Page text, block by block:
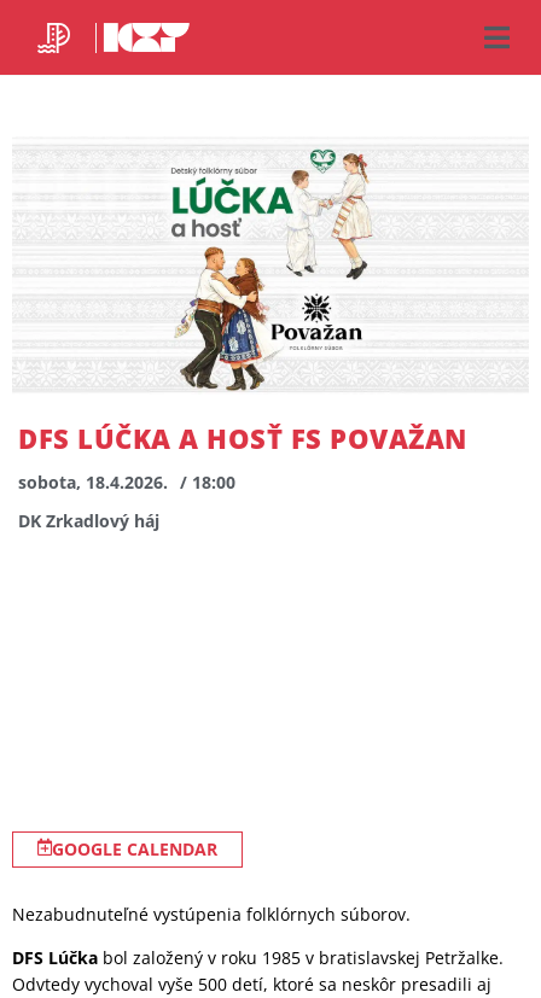
DFS LÚČKA A HOSŤ FS POVAŽAN
sobota, 18.4.2026. / 18:00
DK Zrkadlový háj
GOOGLE CALENDAR
Nezabudnuteľné vystúpenia folklórnych súborov.
DFS Lúčka bol založený v roku 1985 v bratislavskej Petržalke.
Odvtedy vychoval vyše 500 detí, ktoré sa neskôr presadili aj